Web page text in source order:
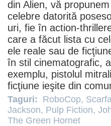
din Alien, vă
celebre datorită
uri, fie în action-
care a făcut lista cu
ele reale sau de
în stil cinematografic,
exemplu, pistolul
ficţiune ieşite din
Taguri: RoboCop,
Jackson, Pulp Fiction,
The Green Hornet